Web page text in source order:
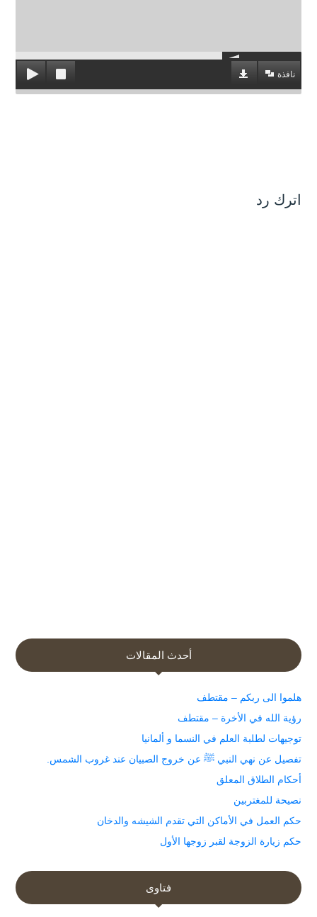
نافذة
اترك رد
أحدث المقالات
هلموا الى ربكم – مقتطف
رؤية الله في الأخرة – مقتطف
توجيهات لطلبة العلم في النسما و ألمانيا
تفصيل عن نهي النبي ﷺ عن خروج الصبيان عند غروب الشمس.
أحكام الطلاق المعلق
نصيحة للمغتربين
حكم العمل في الأماكن التي تقدم الشيشه والدخان
حكم زيارة الزوجة لقبر زوجها الأول
فتاوى